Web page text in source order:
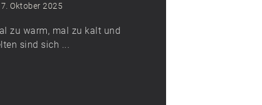
7. Oktober 2025
zu warm, mal zu kalt und
sind sich ...